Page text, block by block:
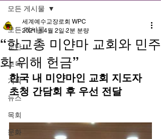
모든 게시물
교단
교육
기획
뉴스
목회
문화
모든 게시물
“한교총 미얀마 교회와 민주
화 위해 헌금”
세계예수교장로회 WPC
2021년 4월 2일 2분 분량
한국 내 미얀마인 교회 지도자
초청 간담회 후 우선 전달